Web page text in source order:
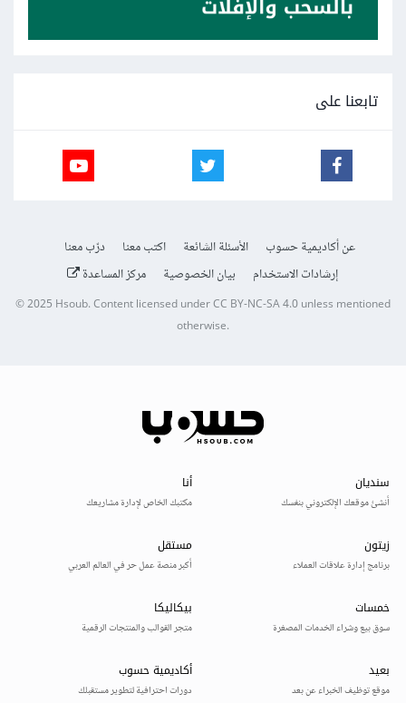
تابعنا على
عن أكاديمية حسوب الأسئلة الشائعة اكتب معنا
درّب معنا
إرشادات الاستخدام
بيان الخصوصية مركز المساعدة
© 2025Hsoub.Content licensed underCC BY-NC-SA 4.0unless mentioned
otherwise.